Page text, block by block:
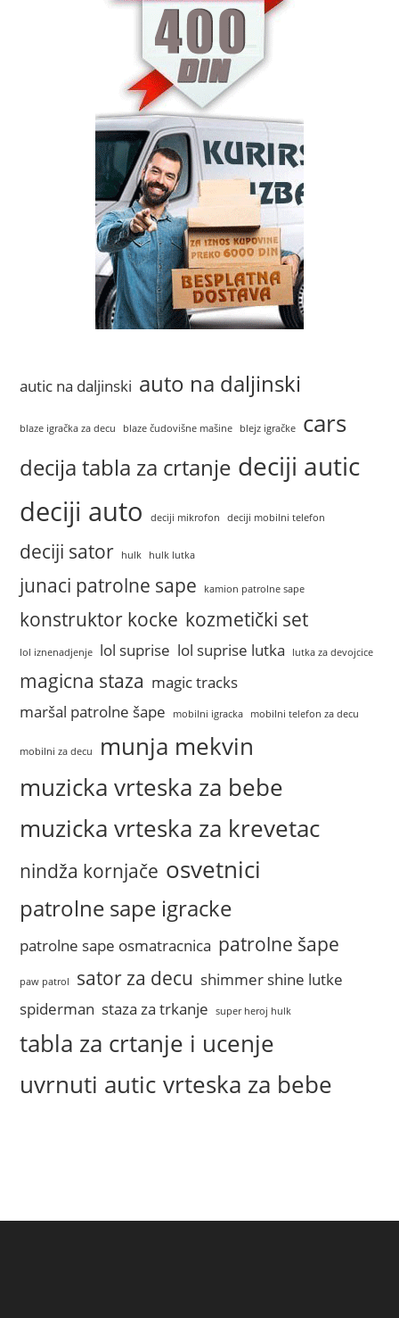
autic na daljinski auto na daljinski
blaze igračka za decu blaze čudovišne mašine blejz igračke cars
decija tabla za crtanje deciji autic
deciji auto deciji mikrofon deciji mobilni telefon
deciji sator hulk hulk lutka
junaci patrolne sape kamion patrolne sape
konstruktor kocke kozmetički set
lol iznenadjenje lol suprise lol suprise lutka lutka za devojcice
magicna staza magic tracks
maršal patrolne šape
mobilni igracka mobilni telefon za decu
mobilni za decu
munja mekvin
muzicka vrteska za bebe
muzicka vrteska za krevetac
nindža kornjače osvetnici
patrolne sape igracke
patrolne sape osmatracnica patrolne šape
paw patrol sator za decu shimmer shine lutke
spiderman staza za trkanje super heroj hulk
tabla za crtanje i ucenje
uvrnuti autic vrteska za bebe